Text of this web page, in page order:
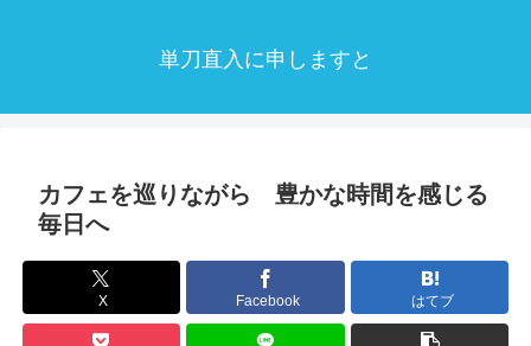
単刀直入に申しますと
カフェを巡りながら 豊かな時間を感じる
毎日へ
X Facebook はてブ